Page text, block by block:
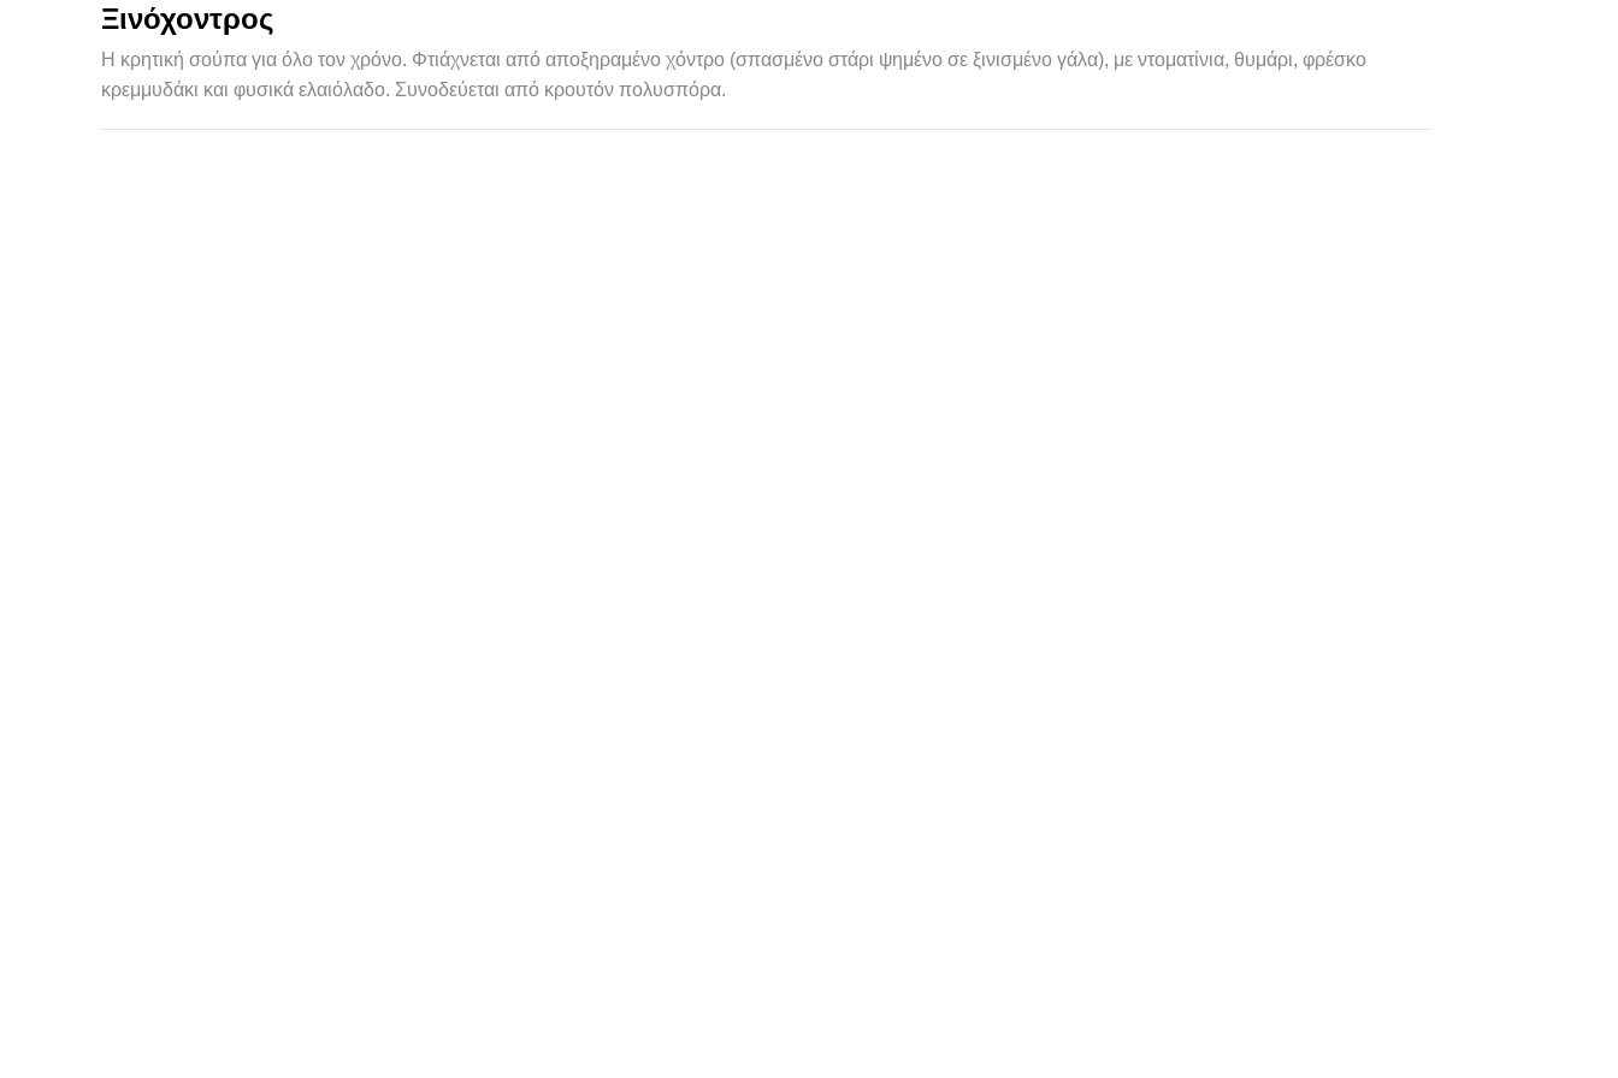
Ξινόχοντρος
Η κρητική σούπα για όλο τον χρόνο. Φτιάχνεται από αποξηραμένο χόντρο (σπασμένο στάρι ψημένο σε ξινισμένο γάλα), με ντοματίνια, θυμάρι, φρέσκο
κρεμμυδάκι και φυσικά ελαιόλαδο. Συνοδεύεται από κρουτόν πολυσπόρα.